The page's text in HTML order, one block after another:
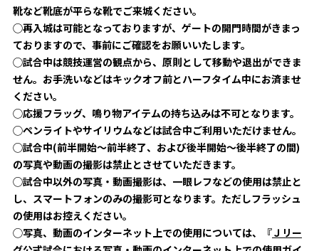
靴など靴底が平らな靴でご来城ください。
◯再入城は可能となっておりますが、ゲートの開門時間がきまっ
ておりますので、事前にご確認をお願いいたします。
◯試合中は競技運営の観点から、原則として移動や退出ができま
せん。お手洗いなどはキックオフ前とハーフタイム中にお済ませ
ください。
◯応援フラッグ、鳴り物アイテムの持ち込みは不可となります。
◯ペンライトやサイリウムなどは試合中ご利用いただけません。
◯試合中(前半開始～前半終了、および後半開始～後半終了の間)
の写真や動画の撮影は禁止とさせていただきます。
◯試合中以外の写真・動画撮影は、一眼レフなどの使用は禁止と
し、スマートフォンのみの撮影可となります。ただしフラッシュ
の使用はお控えください。
◯写真、動画のインターネット上での使用については、『Ｊリー